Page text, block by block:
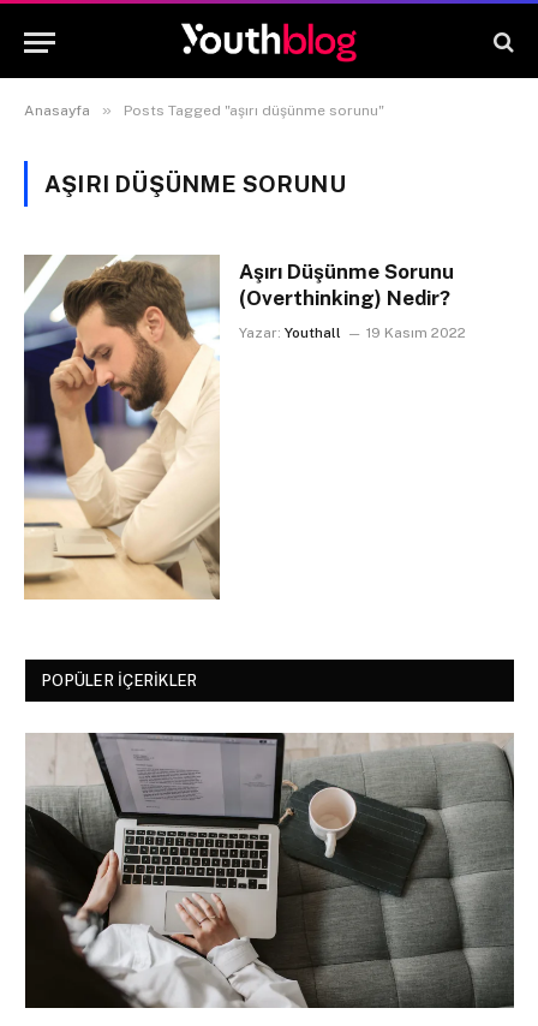
Anasayfa » Posts Tagged "aşırı düşünme sorunu"
AŞIRI DÜŞÜNME SORUNU
Aşırı Düşünme Sorunu
(Overthinking) Nedir?
Yazar: Youthall 19 Kasım 2022
POPÜLER İÇERIKLER